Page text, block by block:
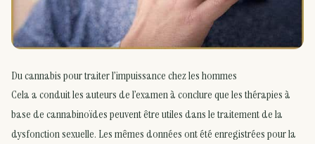
Du cannabis pour traiter l’impuissance chez les hommes
Cela a conduit les auteurs de l’examen à conclure que les thérapies à
base de cannabinoïdes peuvent être utiles dans le traitement de la
dysfonction sexuelle. Les mêmes données ont été enregistrées pour la